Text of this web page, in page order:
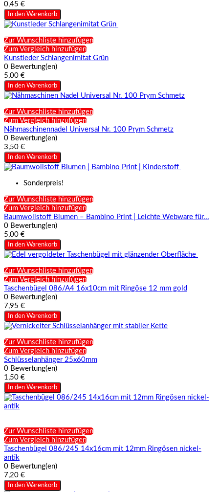
0,45 €
In den Warenkorb
Zur Wunschliste hinzufügen
Zum Vergleich hinzufügen
Kunstleder Schlangenimitat Grün
0 Bewertung(en)
5,00 €
In den Warenkorb
Zur Wunschliste hinzufügen
Zum Vergleich hinzufügen
Nähmaschinennadel Universal Nr. 100 Prym Schmetz
0 Bewertung(en)
3,50 €
In den Warenkorb
Sonderpreis!
Zur Wunschliste hinzufügen
Zum Vergleich hinzufügen
Baumwollstoff Blumen – Bambino Print | Leichte Webware für...
0 Bewertung(en)
5,00 €
In den Warenkorb
Zur Wunschliste hinzufügen
Zum Vergleich hinzufügen
Taschenbügel 086/A4 16x10cm mit Ringöse 12 mm gold
0 Bewertung(en)
7,95 €
In den Warenkorb
Zur Wunschliste hinzufügen
Zum Vergleich hinzufügen
Schlüsselanhänger 25x60mm
0 Bewertung(en)
1,50 €
In den Warenkorb
Zur Wunschliste hinzufügen
Zum Vergleich hinzufügen
Taschenbügel 086/245 14x16cm mit 12mm Ringösen nickel-
antik
0 Bewertung(en)
7,20 €
In den Warenkorb